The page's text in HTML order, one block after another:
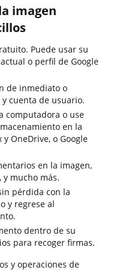
imagen
Puede usar su
o perfil de Google
de inmediato o
cuenta de usuario.
computadora o use
en la
OneDrive, o Google
en la imagen,
mucho más.
pérdida con la
y regrese al
dentro de su
para recoger firmas.
y operaciones de